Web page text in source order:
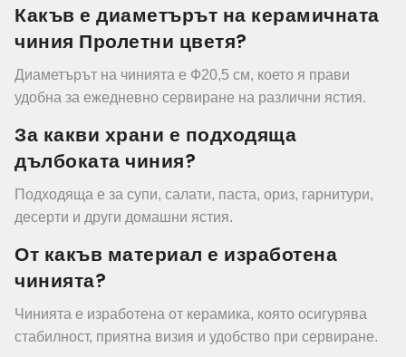
Какъв е диаметърът на керамичната
чиния Пролетни цветя?
Диаметърът на чинията е Ф20,5 см, което я прави
удобна за ежедневно сервиране на различни ястия.
За какви храни е подходяща
дълбоката чиния?
Подходяща е за супи, салати, паста, ориз, гарнитури,
десерти и други домашни ястия.
От какъв материал е изработена
чинията?
Чинията е изработена от керамика, която осигурява
стабилност, приятна визия и удобство при сервиране.